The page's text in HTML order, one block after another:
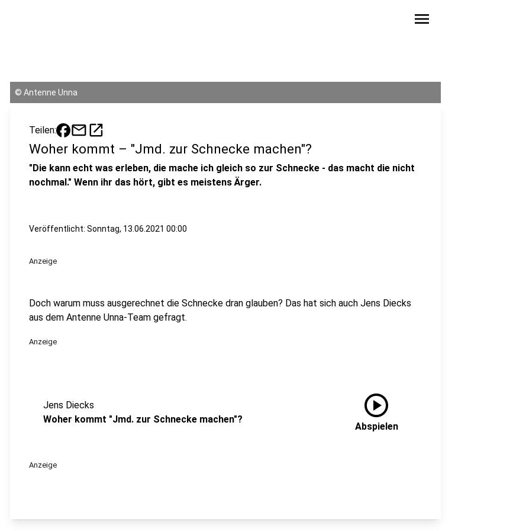
menu
© Antenne Unna
Teilen: mailopen_in_new
Woher kommt – "Jmd. zur Schnecke machen"?
"Die kann echt was erleben, die mache ich gleich so zur Schnecke - das macht die nicht
nochmal." Wenn ihr das hört, gibt es meistens Ärger.
Veröffentlicht: Sonntag, 13.06.2021 00:00
Anzeige
Doch warum muss ausgerechnet die Schnecke dran glauben? Das hat sich auch Jens Diecks
aus dem Antenne Unna-Team gefragt.
Anzeige
Jens Diecks
Woher kommt "Jmd. zur Schnecke machen"?
play_circle
Abspielen
Anzeige